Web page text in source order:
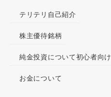
テリテリ自己紹介
株主優待銘柄
純金投資について初心者向け
お金について